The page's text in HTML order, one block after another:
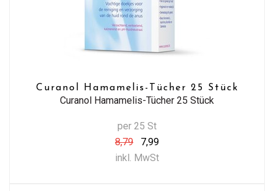
Curanol Hamamelis-Tücher 25 Stück
Curanol Hamamelis-Tücher 25 Stück
per 25 St
8,79
7,99
inkl. MwSt